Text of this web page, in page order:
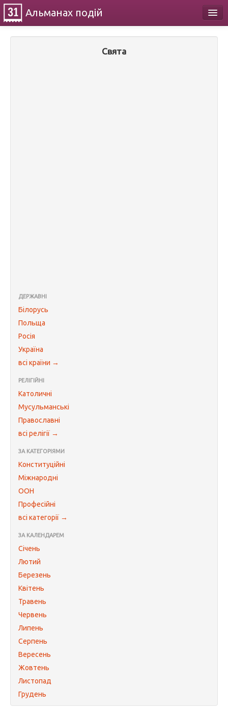
Альманах подій
Свята
ДЕРЖАВНІ
Білорусь
Польща
Росія
Україна
всі країни →
РЕЛІГІЙНІ
Католичні
Мусульманські
Православні
всі релігії →
ЗА КАТЕГОРІЯМИ
Конституційні
Міжнародні
ООН
Професійні
всі категорії →
ЗА КАЛЕНДАРЕМ
Січень
Лютий
Березень
Квітень
Травень
Червень
Липень
Серпень
Вересень
Жовтень
Листопад
Грудень